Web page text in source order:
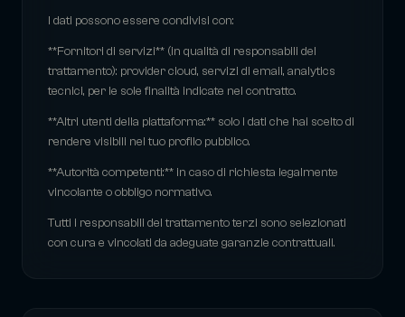
I dati possono essere condivisi con:
**Fornitori di servizi** (in qualità di responsabili del
trattamento): provider cloud, servizi di email, analytics
tecnici, per le sole finalità indicate nel contratto.
**Altri utenti della piattaforma:** solo i dati che hai scelto di
rendere visibili nel tuo profilo pubblico.
**Autorità competenti:** in caso di richiesta legalmente
vincolante o obbligo normativo.
Tutti i responsabili del trattamento terzi sono selezionati
con cura e vincolati da adeguate garanzie contrattuali.